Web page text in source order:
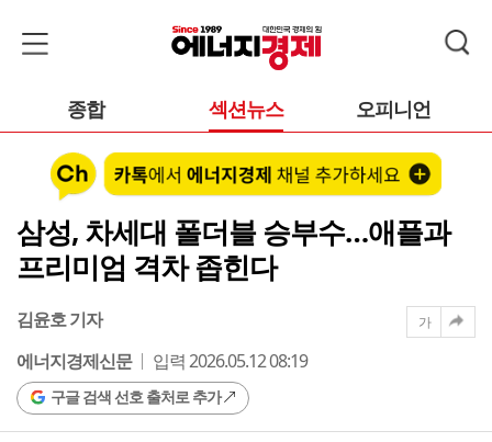
종합 섹션뉴스 오피니언
삼성, 차세대 폴더블 승부수…애플과
프리미엄 격차 좁힌다
김윤호 기자
에너지경제신문
입력 2026.05.12 08:19
구글 검색 선호 출처로 추가
가